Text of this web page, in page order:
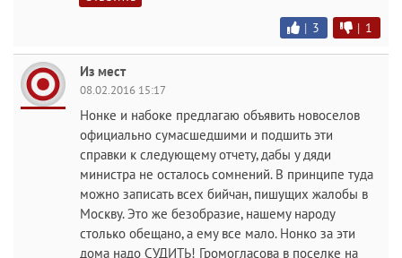
| 3 | 1
Из мест
08.02.2016 15:17
Нонке и набоке предлагаю объявить новоселов
официально сумасшедшими и подшить эти
справки к следующему отчету, дабы у дяди
министра не осталось сомнений. В принципе туда
можно записать всех бийчан, пишущих жалобы в
Москву. Это же безобразие, нашему народу
столько обещано, а ему все мало. Нонко за эти
дома надо СУДИТЬ! Громогласова в поселке на